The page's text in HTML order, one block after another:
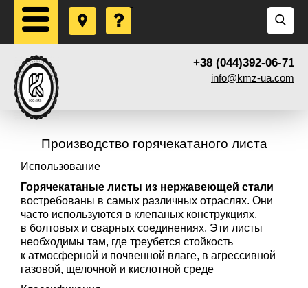
+38 (044)392-06-71
info@kmz-ua.com
Производство горячекатаного листа
Использование
Горячекатаные листы из нержавеющей стали
востребованы в самых различных отраслях. Они
часто используются в клепаных конструкциях,
в болтовых и сварных соединениях. Эти листы
необходимы там, где треубется стойкость
к атмосферной и почвенной влаге, в агрессивной
газовой, щелочной и кислотной среде